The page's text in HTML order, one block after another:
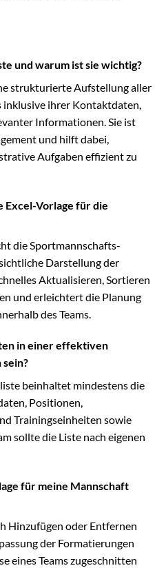
und warum ist sie wichtig?
strukturierte Aufstellung aller
ihrer Kontaktdaten,
Informationen. Sie ist
und hilft dabei,
Aufgaben effizient zu
Vorlage für die
die Sportmannschafts-
Darstellung der
Aktualisieren, Sortieren
und erleichtert die Planung
des Teams.
in einer effektiven
beinhaltet mindestens die
Positionen,
Trainingseinheiten sowie
sollte die Liste nach eigenen
für meine Mannschaft
Hinzufügen oder Entfernen
der Formatierungen
eines Teams zugeschnitten